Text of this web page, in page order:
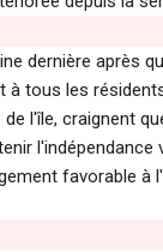
dernière après
tous les
l'île, craignent
l'indépendance
favorable à